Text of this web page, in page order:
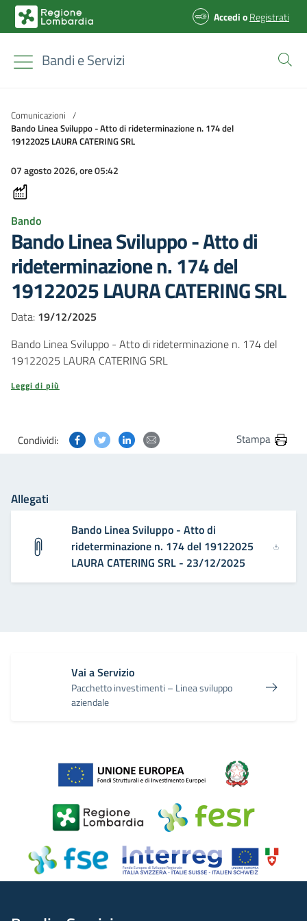
AccedioRegistrati
Bandi e Servizi
Comunicazioni /
Bando Linea Sviluppo - Atto di rideterminazione n. 174 del
19122025 LAURA CATERING SRL
07 agosto 2026, ore 05:42
Bando
Bando Linea Sviluppo - Atto di
rideterminazione n. 174 del
19122025 LAURA CATERING SRL
Data: 19/12/2025
Bando Linea Sviluppo - Atto di rideterminazione n. 174 del
19122025 LAURA CATERING SRL
Leggi di più
Condividi: Condividi questa pagina su Facebook
Condividi questa pagina su Twitter
Condividi questa pagina su Linkedin
Condividi questa pagina via
Stampa
Allegati
Bando Linea Sviluppo - Atto di
rideterminazione n. 174 del 19122025
LAURA CATERING SRL - 23/12/2025
Vai a Servizio
Pacchetto investimenti – Linea sviluppo
aziendale